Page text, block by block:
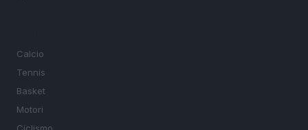
Calcio
Tennis
Basket
Motori